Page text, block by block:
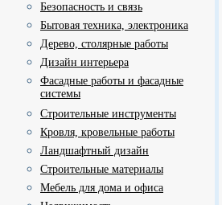
Безопасность и связь
Бытовая техника, электроника
Дерево, столярные работы
Дизайн интерьера
Фасадные работы и фасадные
системы
Строительные инструменты
Кровля, кровельные работы
Ландшафтный дизайн
Строительные материалы
Мебель для дома и офиса